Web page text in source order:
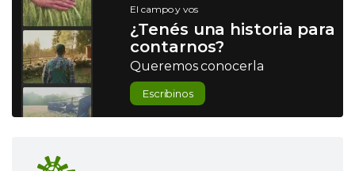
El campo y vos
¿Tenés una historia para
contarnos?
Queremos conocerla
Escribinos